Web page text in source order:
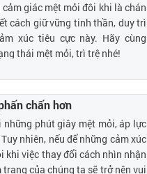
giác mệt mỏi đôi khi là chán
cách giữ vững tinh thần, duy trì
xúc tiêu cực này. Hãy cùng
thái mệt mỏi, trì trệ nhé!
chấn hơn
phút giây mệt mỏi, áp lực
nhiên, nếu để những cảm xúc
khi việc thay đổi cách nhìn nhận
của chúng ta sẽ trở nên vui